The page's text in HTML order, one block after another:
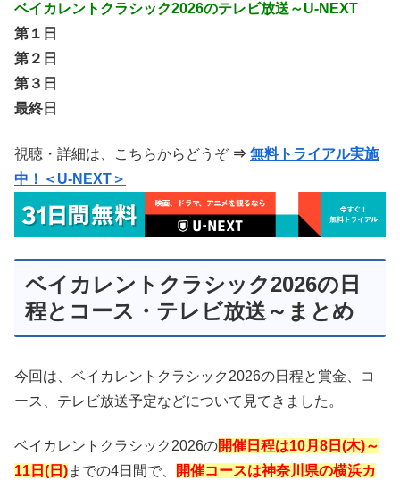
ベイカレントクラシック2026のテレビ放送～U-NEXT
第１日
第２日
第３日
最終日
視聴・詳細は、こちらからどうぞ ⇒ 無料トライアル実施
中！＜U-NEXT＞
ベイカレントクラシック2026の日
程とコース・テレビ放送～まとめ
今回は、ベイカレントクラシック2026の日程と賞金、コ
ース、テレビ放送予定などについて見てきました。
ベイカレントクラシック2026の開催日程は10月8日(木)～
11日(日)までの4日間で、
開催コースは神奈川県の横浜カ